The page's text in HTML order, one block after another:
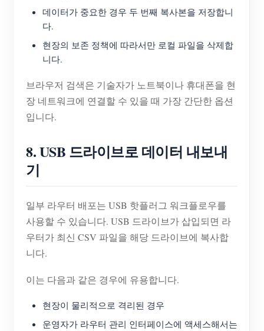
데이터가 중요한 경우 두 번째 복사본을 저장합니
다.
현장의 보존 정책에 따라서만 로컬 파일을 삭제합
니다.
브라우저 검색은 기술자가 노트북이나 휴대폰을 현
장 네트워크에 연결할 수 있을 때 가장 간단한 옵션
입니다.
8. USB 드라이브로 데이터 내보내
기
일부 라우터 배포는 USB 핫플러그 워크플로우를
사용할 수 있습니다. USB 드라이브가 삽입되면 라
우터가 최신 CSV 파일을 해당 드라이브에 복사합
니다.
이는 다음과 같은 경우에 유용합니다.
현장이 물리적으로 격리된 경우
운영자가 라우터 관리 인터페이스에 액세스해서는